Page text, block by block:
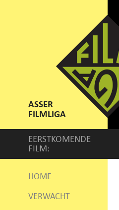
ASSER
FILMLIGA
EERSTKOMENDE
FILM:
HOME
VERWACHT